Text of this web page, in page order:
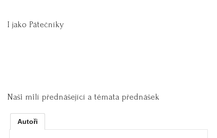
I jako Pátečníky
Naši milí přednášející a témata přednášek
Autoři